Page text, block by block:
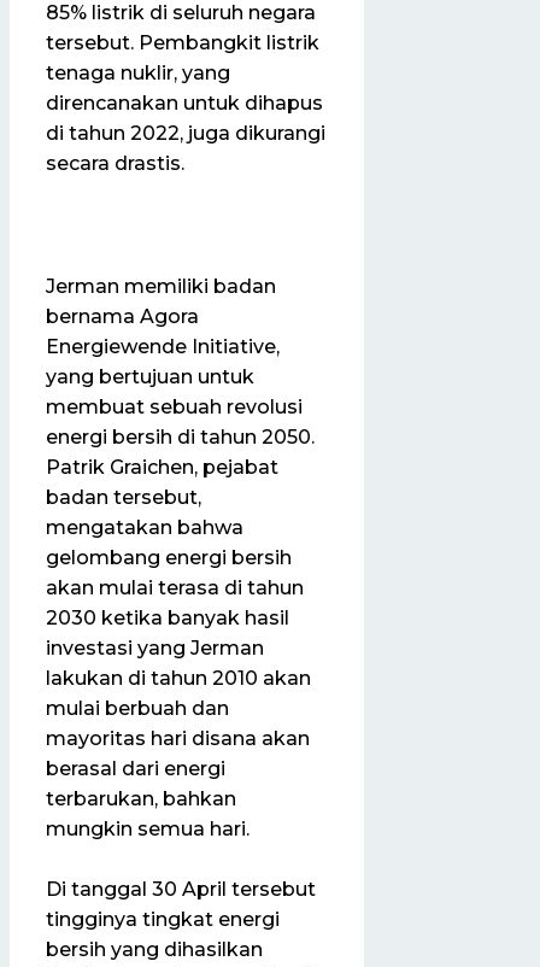
85% listrik di seluruh negara
tersebut. Pembangkit listrik
tenaga nuklir, yang
direncanakan untuk dihapus
di tahun 2022, juga dikurangi
secara drastis.
Jerman memiliki badan
bernama Agora
Energiewende Initiative,
yang bertujuan untuk
membuat sebuah revolusi
energi bersih di tahun 2050.
Patrik Graichen, pejabat
badan tersebut,
mengatakan bahwa
gelombang energi bersih
akan mulai terasa di tahun
2030 ketika banyak hasil
investasi yang Jerman
lakukan di tahun 2010 akan
mulai berbuah dan
mayoritas hari disana akan
berasal dari energi
terbarukan, bahkan
mungkin semua hari.
Di tanggal 30 April tersebut
tingginya tingkat energi
bersih yang dihasilkan